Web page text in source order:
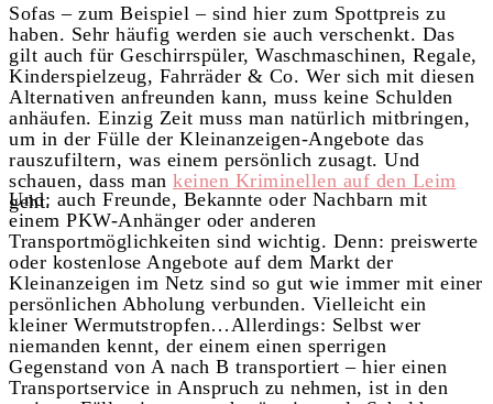
Sofas – zum Beispiel – sind hier zum Spottpreis zu
haben. Sehr häufig werden sie auch verschenkt. Das
gilt auch für Geschirrspüler, Waschmaschinen, Regale,
Kinderspielzeug, Fahrräder & Co. Wer sich mit diesen
Alternativen anfreunden kann, muss keine Schulden
anhäufen. Einzig Zeit muss man natürlich mitbringen,
um in der Fülle der Kleinanzeigen-Angebote das
rauszufiltern, was einem persönlich zusagt. Und
schauen, dass man keinen Kriminellen auf den Leim
geht.
Und: auch Freunde, Bekannte oder Nachbarn mit
einem PKW-Anhänger oder anderen
Transportmöglichkeiten sind wichtig. Denn: preiswerte
oder kostenlose Angebote auf dem Markt der
Kleinanzeigen im Netz sind so gut wie immer mit einer
persönlichen Abholung verbunden. Vielleicht ein
kleiner Wermutstropfen…Allerdings: Selbst wer
niemanden kennt, der einem einen sperrigen
Gegenstand von A nach B transportiert – hier einen
Transportservice in Anspruch zu nehmen, ist in den